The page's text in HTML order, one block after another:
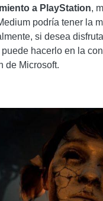
a PlayStation,
podría tener la
si desea
hacerlo en la
de Microsoft.